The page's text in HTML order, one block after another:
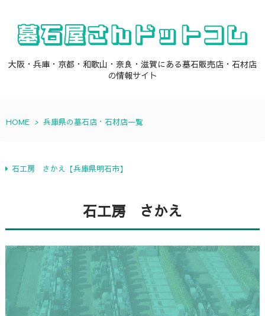
大阪・兵庫・京都・和歌山・奈良・滋賀にある墓石販売店・石材店
の情報サイト
HOME > 兵庫県の墓石店・石材店一覧
石工房 さかえ【兵庫県明石市】
石工房 さかえ